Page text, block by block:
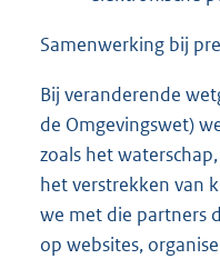
Samenwerking bij
Bij veranderende
de Omgevingswet)
zoals het
het verstrekken van
we met die partners
op websites,